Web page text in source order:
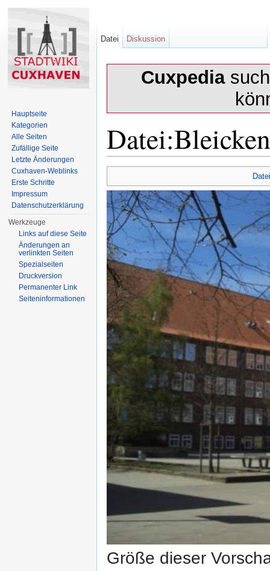
Cuxpedia
Größe dieser
Datei Diskussion
Hauptseite
Kategorien
Alle Seiten
Zufällige Seite
Letzte Änderungen
Cuxhaven-Weblinks
Erste Schritte
Impressum
Datenschutzerklärung
Werkzeuge
Links auf diese Seite
Änderungen an
verlinkten Seiten
Spezialseiten
Druckversion
Permanenter Link
Seiten­informationen